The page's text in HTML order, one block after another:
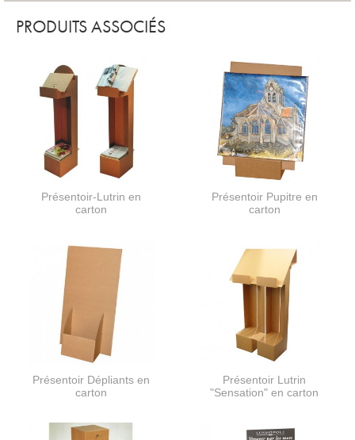
PRODUITS ASSOCIÉS
Présentoir-Lutrin en
carton
Présentoir Pupitre en
carton
Présentoir Dépliants en
carton
Présentoir Lutrin
"Sensation" en carton